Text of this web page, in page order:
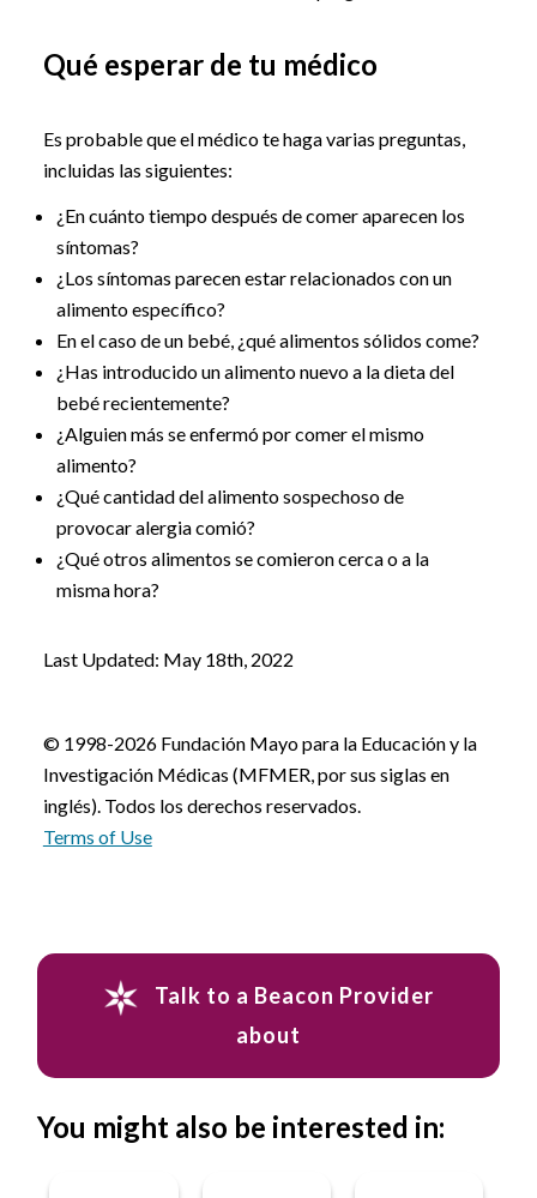
Qué esperar de tu médico
Es probable que el médico te haga varias preguntas,
incluidas las siguientes:
¿En cuánto tiempo después de comer aparecen los
síntomas?
¿Los síntomas parecen estar relacionados con un
alimento específico?
En el caso de un bebé, ¿qué alimentos sólidos come?
¿Has introducido un alimento nuevo a la dieta del
bebé recientemente?
¿Alguien más se enfermó por comer el mismo
alimento?
¿Qué cantidad del alimento sospechoso de
provocar alergia comió?
¿Qué otros alimentos se comieron cerca o a la
misma hora?
Last Updated: May 18th, 2022
© 1998-2026 Fundación Mayo para la Educación y la
Investigación Médicas (MFMER, por sus siglas en
inglés). Todos los derechos reservados.
Terms of Use
Talk to a Beacon Provider
about
You might also be interested in: